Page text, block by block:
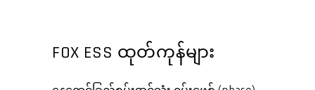
FOX ESS ထုတ်ကုန်များ